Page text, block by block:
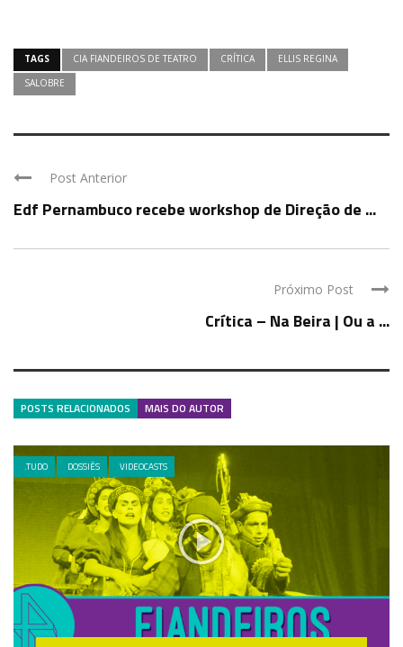
TAGS CIA FIANDEIROS DE TEATRO CRÍTICA
ELLIS REGINA
SALOBRE
Post Anterior
Edf Pernambuco recebe workshop de Direção de ...
Próximo Post
Crítica – Na Beira | Ou a ...
POSTS RELACIONADOS MAIS DO AUTOR
.TUDO DOSSIÊS VIDEOCASTS